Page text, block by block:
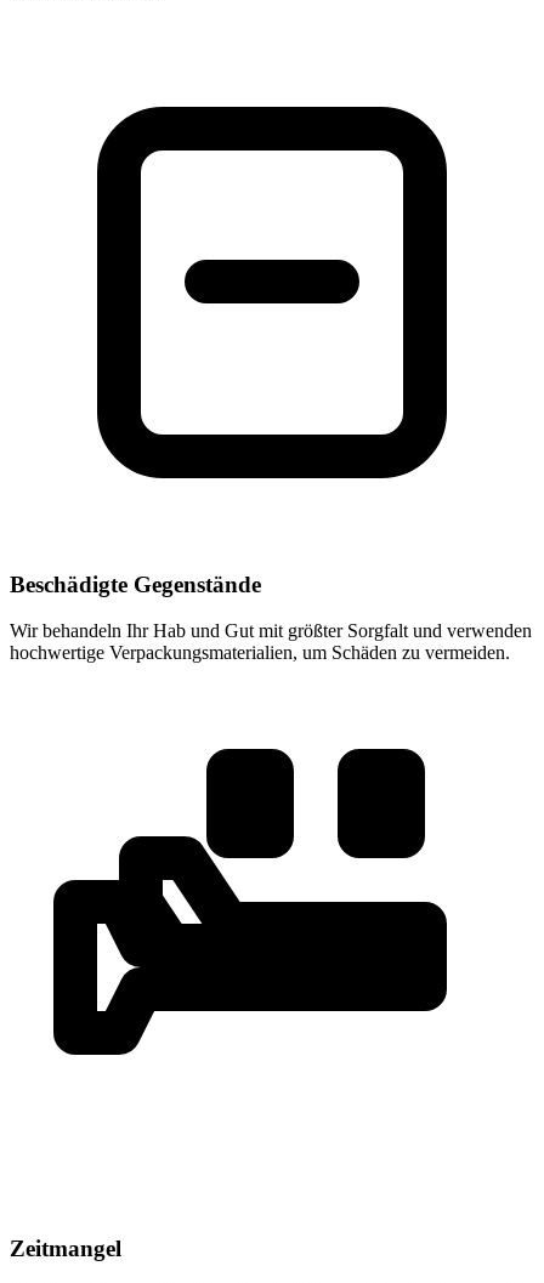
Beschädigte Gegenstände
Wir behandeln Ihr Hab und Gut mit größter Sorgfalt und verwenden
hochwertige Verpackungsmaterialien, um Schäden zu vermeiden.
Zeitmangel